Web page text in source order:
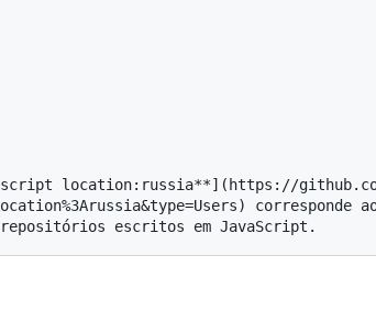
corresponde